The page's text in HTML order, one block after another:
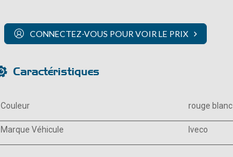
CONNECTEZ-VOUS POUR VOIR LE PRIX
Caractéristiques
Couleur rouge blanc
Marque Véhicule Iveco